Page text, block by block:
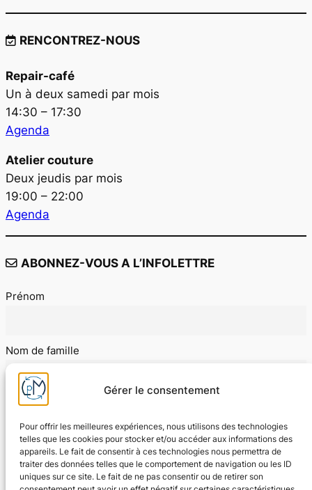
Gérer le consentement
Pour offrir les meilleures expériences, nous utilisons des technologies
telles que les cookies pour stocker et/ou accéder aux informations des
appareils. Le fait de consentir à ces technologies nous permettra de
traiter des données telles que le comportement de navigation ou les ID
uniques sur ce site. Le fait de ne pas consentir ou de retirer son
RENCONTREZ-NOUS
Repair-café
Un à deux samedi par mois
14:30 – 17:30
Agenda
Atelier couture
Deux jeudis par mois
19:00 – 22:00
Agenda
ABONNEZ-VOUS A L’INFOLETTRE
Prénom
Nom de famille
E-mail
J'accepte les conditions d'utilisation